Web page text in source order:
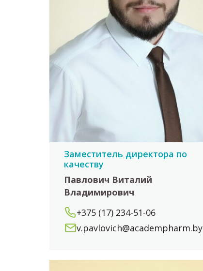
Заместитель директора по
качеству
Павлович Виталий
Владимирович
+375 (17) 234-51-06
v.pavlovich@academpharm.by